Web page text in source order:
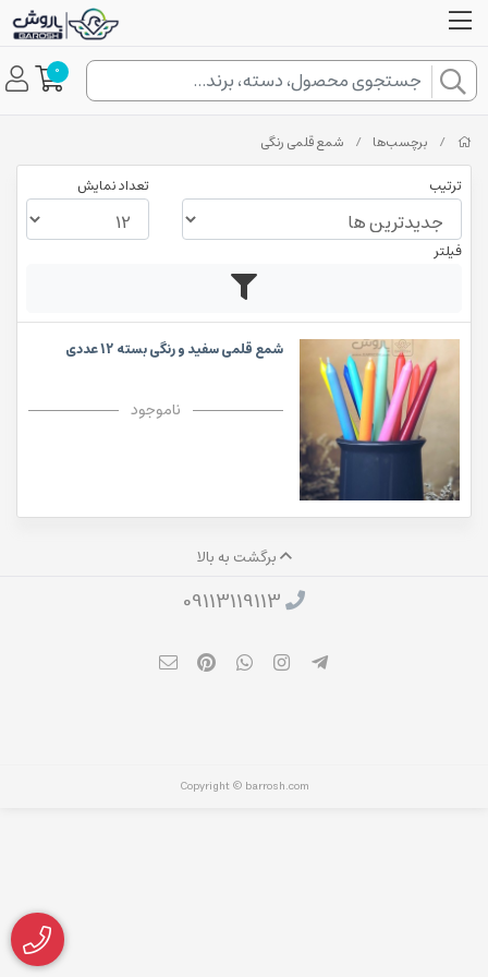
0
/ برچسب‌ها / شمع قلمی رنگی
ترتیب تعداد نمایش
فیلتر
شمع قلمی سفید و رنگی بسته 12 عددی
ناموجود
برگشت به بالا
09113119113
Copyright © barrosh.com